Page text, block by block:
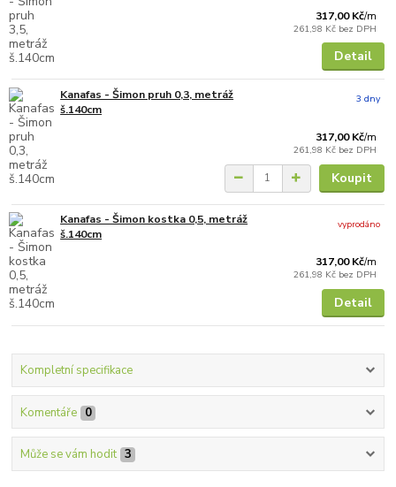
317,00 Kč/m
261,98 Kč bez DPH
Detail
Kanafas - Šimon pruh 0,3, metráž
š.140cm
317,00 Kč/m
261,98 Kč bez DPH
3 dny
Koupit
Kanafas - Šimon kostka 0,5, metráž
š.140cm
317,00 Kč/m
261,98 Kč bez DPH
vyprodáno
Detail
Kompletní specifikace
Komentáře 0
Může se vám hodit 3